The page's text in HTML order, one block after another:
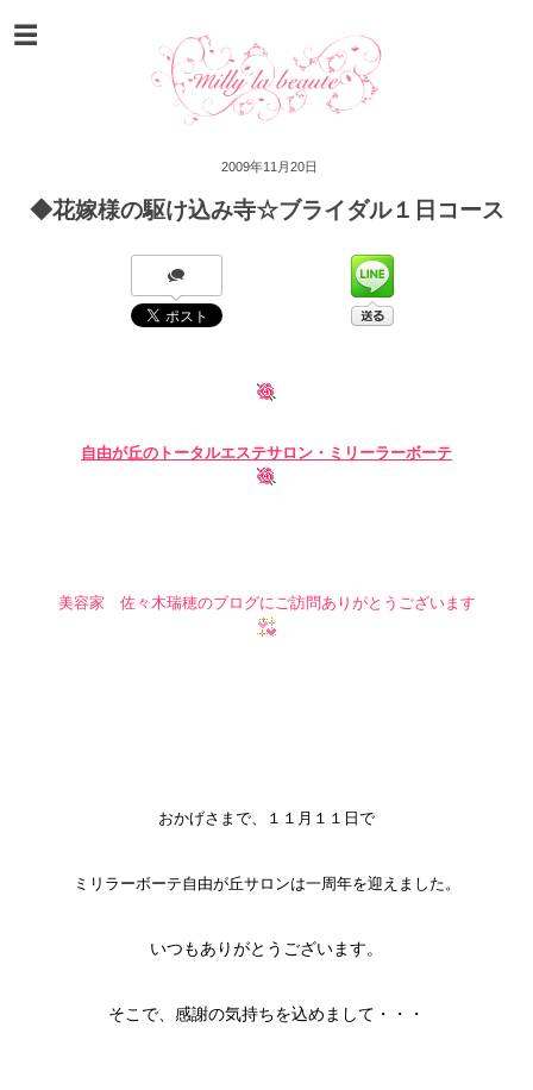
2009年11月20日
◆花嫁様の駆け込み寺☆ブライダル１日コース
自由が丘の トータルエステサロン・ミリーラーボーテ
美容家 佐々木瑞穂のブログにご訪問ありがとうございます
おかげさまで、１１月１１日で
ミリラーボーテ自由が丘サロンは一周年を迎えました。
いつもありがとうございます。
そこで、感謝の気持ちを込めまして・・・